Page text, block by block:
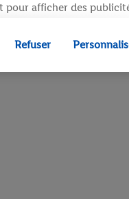
pour afficher des
c’est-à-dire des
en plaçant le
Refuser